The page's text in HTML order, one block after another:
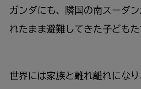
ガンダにも、隣国の南スーダ
れたまま避難してきた子どもた
世界には家族と離れ離れにな